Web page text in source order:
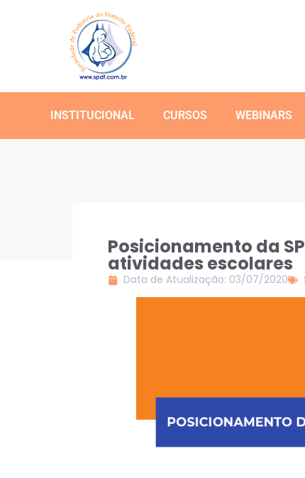
INSTITUCIONAL CURSOS WEBINARS
Posicionamento da
atividades escolares
Data de Atualização: 03/07/2020